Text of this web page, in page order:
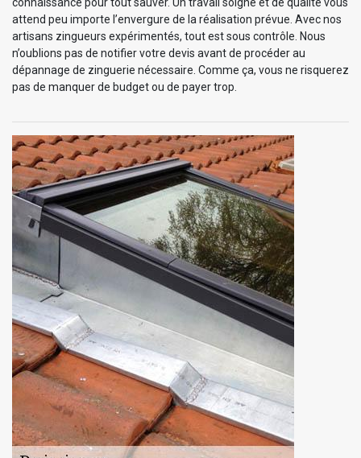
attend peu importe l’envergure de la réalisation prévue. Avec nos
artisans zingueurs expérimentés, tout est sous contrôle. Nous
n’oublions pas de notifier votre devis avant de procéder au
dépannage de zinguerie nécessaire. Comme ça, vous ne risquerez
pas de manquer de budget ou de payer trop.